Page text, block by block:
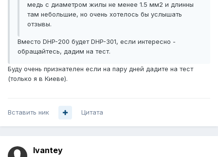
медь с диаметром жилы не менее 1.5 мм2 и длинны
там небольшие, но очень хотелось бы услышать
отзывы.
Вместо DHP-200 будет DHP-301, если интересно -
обращайтесь, дадим на тест.
Буду очень признателен если на пару дней дадите на тест
(только я в Киеве).
Вставить ник Цитата
Ivantey